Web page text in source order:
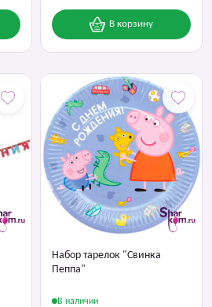
В корзину
Набор тарелок "Свинка
Пеппа"
В наличии